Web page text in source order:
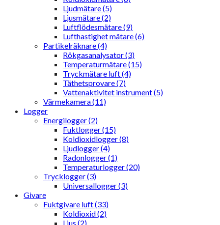
Ljudmätare (5)
Ljusmätare (2)
Luftflödesmätare (9)
Lufthastighet mätare (6)
Partikelräknare (4)
Rökgasanalysator (3)
Temperaturmätare (15)
Tryckmätare luft (4)
Täthetsprovare (7)
Vattenaktivitet instrument (5)
Värmekamera (11)
Logger
Energilogger (2)
Fuktlogger (15)
Koldioxidlogger (8)
Ljudlogger (4)
Radonlogger (1)
Temperaturlogger (20)
Trycklogger (3)
Universallogger (3)
Givare
Fuktgivare luft (33)
Koldioxid (2)
Ljus (2)